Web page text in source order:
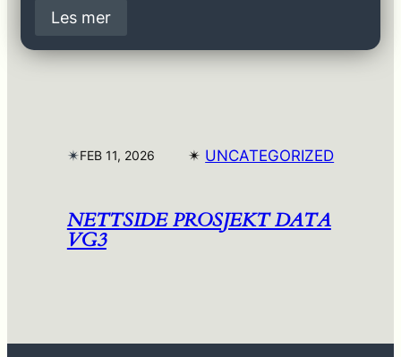
Les mer
✴︎FEB 11, 2026 ✴︎ UNCATEGORIZED
NETTSIDE PROSJEKT DATA
VG3